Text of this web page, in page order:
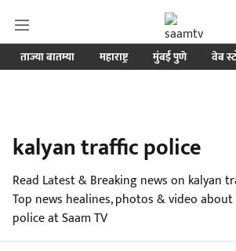
ताज्या बातम्या महाराष्ट्र मुंबई पुणे वेब
kalyan traffic police
Read Latest & Breaking news on kalyan
Top news healines, photos & video
police at Saam TV